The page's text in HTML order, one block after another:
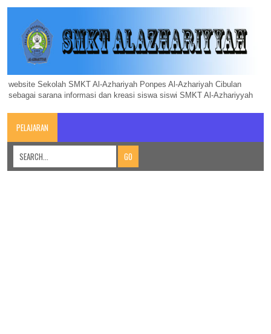
website Sekolah SMKT Al-Azhariyah Ponpes Al-Azhariyah Cibulan
sebagai sarana informasi dan kreasi siswa siswi SMKT Al-Azhariyyah
PELAJARAN